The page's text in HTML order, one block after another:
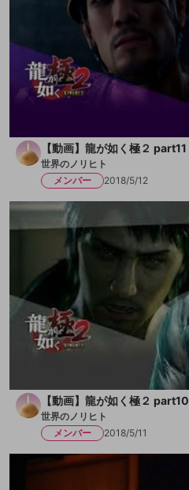
【動画】龍が如く極２ part11
世界のノリヒト
メンバー
2018/5/12
【動画】龍が如く極２ part10
世界のノリヒト
メンバー
2018/5/11